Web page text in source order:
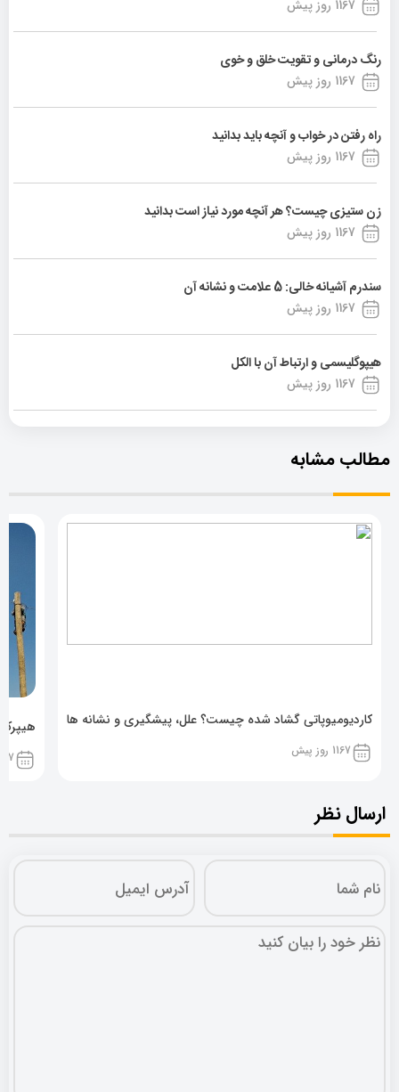
1167 روز پیش
رنگ درمانی و تقویت خلق و خوی
1167 روز پیش
راه رفتن در خواب و آنچه باید بدانید
1167 روز پیش
زن ستیزی چیست؟ هر آنچه مورد نیاز است بدانید
1167 روز پیش
سندرم آشیانه خالی: 5 علامت و نشانه آن
1167 روز پیش
هیپوگلیسمی و ارتباط آن با الکل
1167 روز پیش
مطالب مشابه
کاردیومیوپاتی گشاد شده چیست؟ علل، پیشگیری و نشانه ها
1167 روز پیش 1167
ارسال نظر